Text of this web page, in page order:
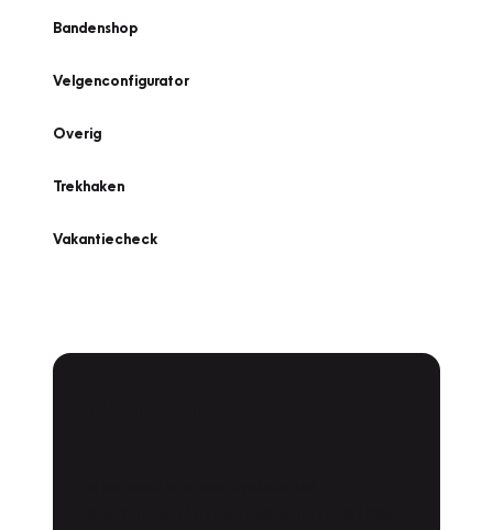
Bandenshop
Velgenconfigurator
Overig
Trekhaken
Vakantiecheck